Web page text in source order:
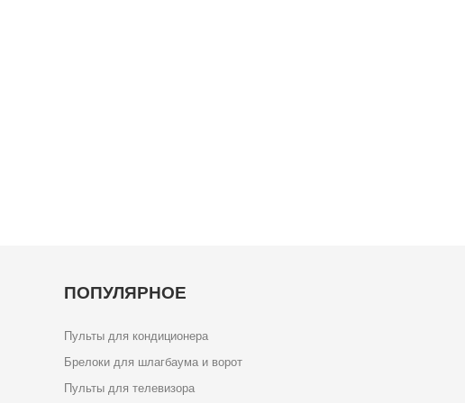
ПОПУЛЯРНОЕ
Пульты для кондиционера
Брелоки для шлагбаума и ворот
Пульты для телевизора